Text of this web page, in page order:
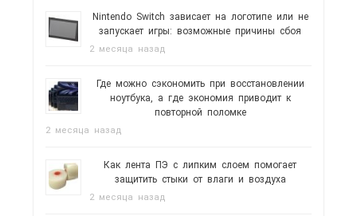
Nintendo Switch зависает на логотипе или не
запускает игры: возможные причины сбоя
2 месяца назад
Где можно сэкономить при восстановлении
ноутбука, а где экономия приводит к
повторной поломке
2 месяца назад
Как лента ПЭ с липким слоем помогает
защитить стыки от влаги и воздуха
2 месяца назад